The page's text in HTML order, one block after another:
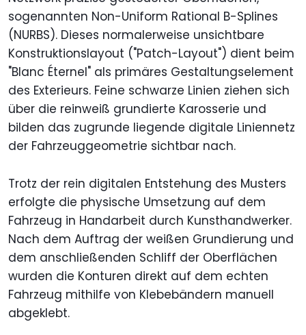
sogenannten Non-Uniform Rational B-Splines
(NURBS). Dieses normalerweise unsichtbare
Konstruktionslayout ("Patch-Layout") dient beim
"Blanc Éternel" als primäres Gestaltungselement
des Exterieurs. Feine schwarze Linien ziehen sich
über die reinweiß grundierte Karosserie und
bilden das zugrunde liegende digitale Liniennetz
der Fahrzeuggeometrie sichtbar nach.
Trotz der rein digitalen Entstehung des Musters
erfolgte die physische Umsetzung auf dem
Fahrzeug in Handarbeit durch Kunsthandwerker.
Nach dem Auftrag der weißen Grundierung und
dem anschließenden Schliff der Oberflächen
wurden die Konturen direkt auf dem echten
Fahrzeug mithilfe von Klebebändern manuell
abgeklebt.